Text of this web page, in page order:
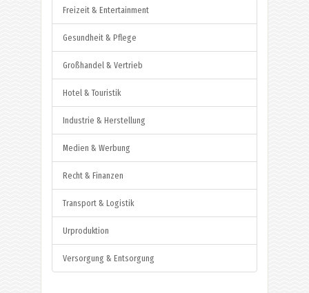
Freizeit & Entertainment
Gesundheit & Pflege
Großhandel & Vertrieb
Hotel & Touristik
Industrie & Herstellung
Medien & Werbung
Recht & Finanzen
Transport & Logistik
Urproduktion
Versorgung & Entsorgung